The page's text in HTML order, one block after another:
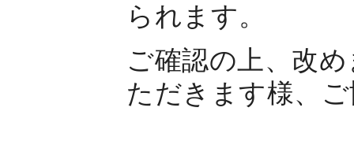
られます。
ご確認の上、改
ただきます様、